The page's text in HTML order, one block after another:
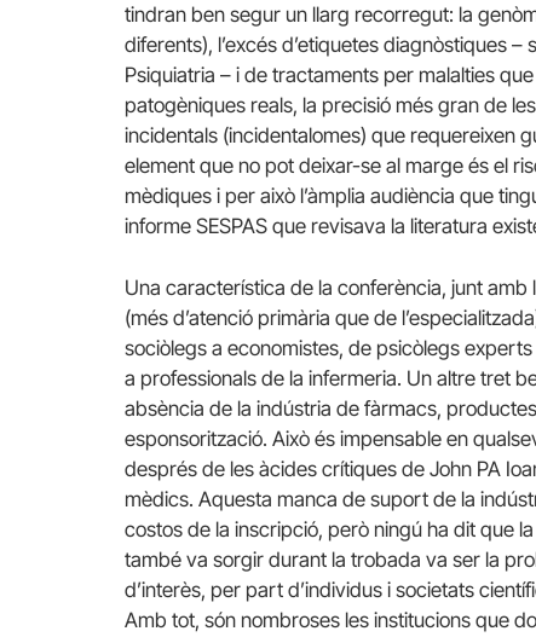
tindran ben segur un llarg recorregut: la
diferents), l’excés d’etiquetes diagnòstiques
Psiquiatria – i de tractaments per malalties
patogèniques reals, la precisió més gran de
incidentals (incidentalomes) que requereixen
element que no pot deixar-se al marge és el
mèdiques i per això l’àmplia audiència que
informe SESPAS que revisava la literatura
Una característica de la conferència, junt
(més d’atenció primària que de
sociòlegs a economistes, de psicòlegs
a professionals de la infermeria. Un altre tret
absència de la indústria de fàrmacs,
esponsorització. Això és impensable en
després de les àcides crítiques de John PA
mèdics. Aquesta manca de suport de la
costos de la inscripció, però ningú ha dit que
també va sorgir durant la trobada va ser la
d’interès, per part d’individus i societats
Amb tot, són nombroses les institucions que